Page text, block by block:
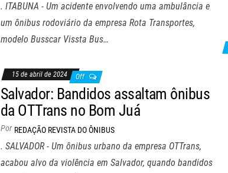
. ITABUNA - Um acidente envolvendo uma ambulância e
um ônibus rodoviário da empresa Rota Transportes,
modelo Busscar Vissta Bus…
15 de abril de 2024 Off
Salvador: Bandidos assaltam ônibus
da OTTrans no Bom Juá
Por REDAÇÃO REVISTA DO ÔNIBUS
. SALVADOR - Um ônibus urbano da empresa OTTrans,
acabou alvo da violência em Salvador, quando bandidos